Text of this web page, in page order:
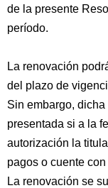
de la presente
período.
La renovación
del plazo de
Sin embargo,
presentada si a la
autorización la
pagos o cuente
La renovación se